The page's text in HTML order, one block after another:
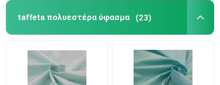
taffeta πολυεστέρα ύφασμα (23)